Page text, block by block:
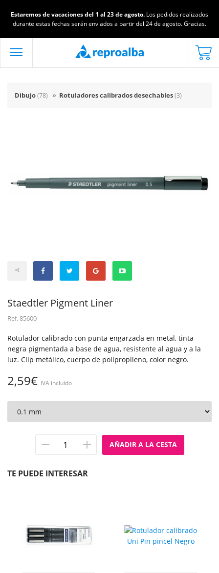
Estaremos de vacaciones del 1 al 23 de agosto. Los pedidos realizados
durante estas fechas serán enviados a partir del 24 de agosto. Gracias.
Dibujo(78) » Rotuladores calibrados desechables(3)
Staedtler Pigment Liner
Ref.85600
Rotulador calibrado con punta engarzada en metal, tinta
negra pigmentada a base de agua, resistente al agua y a la
luz. Clip metálico, cuerpo de polipropileno, color negro.
2,59€ IVA incluido
TE PUEDE INTERESAR